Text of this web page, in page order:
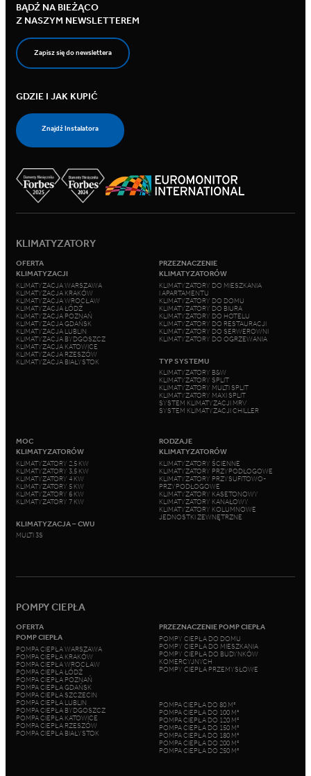
BĄDŹ NA BIEŻĄCO
Z NASZYM NEWSLETTEREM
Zapisz się do newslettera
GDZIE I JAK KUPIĆ
Znajdź Instalatora
KLIMATYZATORY
OFERTA
KLIMATYZACJI
KLIMATYZACJA WARSZAWA
KLIMATYZACJA KRAKÓW
KLIMATYZACJA WROCŁAW
KLIMATYZACJA ŁÓDŹ
KLIMATYZACJA POZNAŃ
KLIMATYZACJA GDAŃSK
KLIMATYZACJA LUBLIN
KLIMATYZACJA BYDGOSZCZ
KLIMATYZACJA KATOWICE
KLIMATYZACJA RZESZÓW
KLIMATYZACJA BIAŁYSTOK
PRZEZNACZENIE
KLIMATYZATORÓW
KLIMATYZATORY DO MIESZKANIA
I APARTAMENTU
KLIMATYZATORY DO DOMU
KLIMATYZATORY DO BIURA
KLIMATYZATORY DO HOTELU
KLIMATYZATORY DO RESTAURACJI
KLIMATYZATORY DO SERWEROWNI
KLIMATYZATORY DO OGRZEWANIA
TYP SYSTEMU
KLIMATYZATORY B&W
KLIMATYZATORY SPLIT
KLIMATYZATORY MULTI SPLIT
KLIMATYZATORY MAXI SPLIT
SYSTEM KLIMATYZACJI MRV
SYSTEM KLIMATYZACJI CHILLER
MOC
KLIMATYZATORÓW
KLIMATYZATORY 2,5 KW
KLIMATYZATORY 3,5 KW
KLIMATYZATORY 4 KW
KLIMATYZATORY 5 KW
KLIMATYZATORY 6 KW
KLIMATYZATORY 7 KW
KLIMATYZACJA – CWU
MULTI 3S
RODZAJE
KLIMATYZATORÓW
KLIMATYZATORY ŚCIENNE
KLIMATYZATORY PRZYPODŁOGOWE
KLIMATYZATORY PRZYSUFITOWO-
PRZYPODŁOGOWE
KLIMATYZATORY KASETONOWY
KLIMATYZATORY KANAŁOWY
KLIMATYZATORY KOLUMNOWE
JEDNOSTKI ZEWNĘTRZNE
POMPY CIEPŁA
OFERTA
POMP CIEPŁA
POMPA CIEPŁA WARSZAWA
POMPA CIEPŁA KRAKÓW
POMPA CIEPŁA WROCŁAW
POMPA CIEPŁA ŁÓDŹ
POMPA CIEPŁA POZNAŃ
POMPA CIEPŁA GDAŃSK
POMPA CIEPŁA SZCZECIN
POMPA CIEPŁA LUBLIN
POMPA CIEPŁA BYDGOSZCZ
POMPA CIEPŁA KATOWICE
POMPA CIEPŁA RZESZÓW
POMPA CIEPŁA BIAŁYSTOK
PRZEZNACZENIE POMP CIEPŁA
POMPY CIEPŁA DO DOMU
POMPY CIEPŁA DO MIESZKANIA
POMPY CIEPŁA DO BUDYNKÓW
KOMERCYJNYCH
POMPY CIEPŁA PRZEMYSŁOWE
POMPA CIEPŁA DO 80 M²
POMPA CIEPŁA DO 100 M²
POMPA CIEPŁA DO 120 M²
POMPA CIEPŁA DO 150 M²
POMPA CIEPŁA DO 180 M²
POMPA CIEPŁA DO 200 M²
POMPA CIEPŁA DO 250 M²